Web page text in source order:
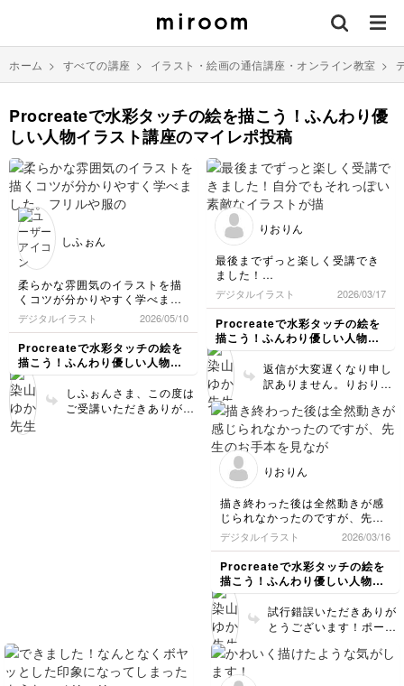
ホーム > すべての講座 > イラスト・絵画の通信講座・オンライン教室 >
Procreateで水彩タッチの絵を描こう！ふんわり優
しい人物イラスト講座のマイレポ投稿
しふぉん
柔らかな雰囲気のイラストを描
くコツが分かりやすく学べまし
た。フリルや服のシワ、影は研
究していきたいと思います…最
初のラフでしっかりと手や関節
の位置を確認するのも大切です
ね💦学んだ事を生かして自分な
りに、かわいい女の子のイラス
トを描いてみたいと思います。
ありがとうございました😊
デジタルイラスト 2026/05/10
Procreateで水彩タッチの絵を
描こう！ふんわり優しい人物イ
ラスト講座
しふぉんさま、この度は
ご受講いただきありがと
りおりん
最後までずっと楽しく受講でき
ました！
自分でもそれっぽい素敵なイラ
ストが描けて感動しました✨あ
りがとうございました！
デジタルイラスト 2026/03/17
Procreateで水彩タッチの絵を
描こう！ふんわり優しい人物イ
ラスト講座
返信が大変遅くなり申し
訳ありません。りおりん
ご受講いただき、またマ
イレポのご投稿、誠にあ
りがとうございました！
よりです😭✨こちらのイ
んわり感やポーズが自然
でとても素敵です。前回
の線画から線も整えてい
ただき、より柔らかな雰
囲気が出たと思いまし
た！すべての講座のご受
りおりん
描き終わった後は全然動きが感
じられなかったのですが、先生
のお手本を見ながら直して動き
が感じられるようになりまし
た！
ちょっとしたことで見栄えが変
わるのがわかって面白かったで
す
デジタルイラスト 2026/03/16
Procreateで水彩タッチの絵を
描こう！ふんわり優しい人物イ
ラスト講座
試行錯誤いただきありが
とうございます！ポーズ
す。特に、指先のニュア